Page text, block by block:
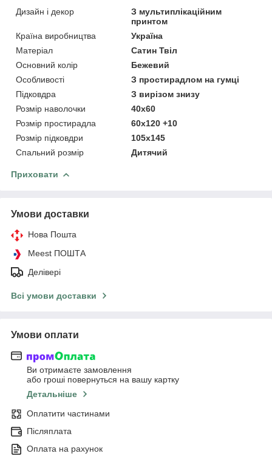
Дизайн і декор
З мультиплікаційним
принтом
Країна виробництва
Україна
Матеріал
Сатин Твіл
Основний колір
Бежевий
Особливості
З простирадлом на гумці
Підковдра
З вирізом знизу
Розмір наволочки
40х60
Розмір простирадла
60х120 +10
Розмір підковдри
105x145
Спальний розмір
Дитячий
Приховати
Умови доставки
Нова Пошта
Meest ПОШТА
Делівері
Всі умови доставки
Умови оплати
Ви отримаєте замовлення
або гроші повернуться на вашу картку
Детальніше
Оплатити частинами
Післяплата
Оплата на рахунок